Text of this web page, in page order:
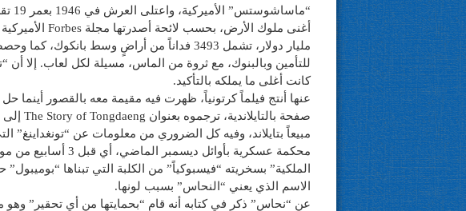
مليار دولار، تشمل 3493 فداناً من أراضٍ وسط
للتأمين وبالبنوك، مع ثروة من الماس، مسيلة لكل لعاب. إلا أن
كانت أغلى ما يملكه بالتأكيد.
مبيعاً بتايلاند، وفيه كل الضروري من معلومات عن “تونغداينغ”
محكمة عسكرية بأوائل
الاسم الذي يعني “النحاس” بسبب لونها.
عن “نحاس” ذكر في كتابه أنه قام “بحمايتها من أي تحقير”